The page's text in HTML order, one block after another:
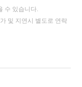
수 있습니다.
및 지연시 별도로 연락